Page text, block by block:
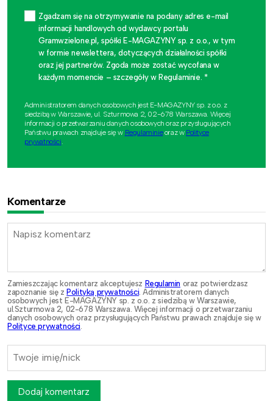
Zgadzam się na otrzymywanie na podany adres e-mail
informacji handlowych od wydawcy portalu
Gramwzielone.pl, spółki E-MAGAZYNY sp. z o.o., w tym
w formie newslettera, dotyczących działalności spółki
oraz jej partnerów. Zgoda może zostać wycofana w
każdym momencie – szczegóły w Regulaminie. *
Administratorem danych osobowych jest E-MAGAZYNY sp. z o.o. z
siedzibą w Warszawie, ul. Szturmowa 2, 02-678 Warszawa. Więcej
informacji o przetwarzaniu danych osobowych oraz przysługujących
Państwu prawach znajduje się w Regulaminieoraz w Polityce
prywatności.
Komentarze
Zamieszczając komentarz akceptujesz Regulamin oraz potwierdzasz
zapoznanie się z Polityką prywatności. Administratorem danych
osobowych jest E-MAGAZYNY sp. z o.o. z siedzibą w Warszawie,
ul.Szturmowa 2, 02-678 Warszawa. Więcej informacji o przetwarzaniu
danych osobowych oraz przysługujących Państwu prawach znajduje się w
Polityce prywatności.
Dodaj komentarz